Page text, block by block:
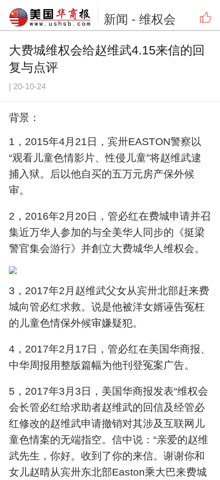
新闻 - 维权会
大费城维权会给赵维武4.15来信的回
复与点评
| 20-10-24
背景：
1，2015年4月21日，宾卅EASTON警察以
“观看儿童色情影片、性侵儿童”将赵维武逮
捕入狱。后以他自买的五万元房产保外候
审。
2，2016年2月20日，管必红在费城申请并召
集近万华人参加的与全美华人同步的《挺梁
警官集会游行》并創立大费城华人维权会。
3，2017年2月赵维武父女从宾卅北部赶来费
城向管必红求救。说是他被洋女婿诬告冤枉
的儿童色情保外候审嫌疑犯。
4，2017年2月17日，管必红在美国华商报、
中华周报用整版篇幅为他刊登冤案广告。
5，2017年3月3日，美国华商报发表“维权会
会长管必红给求助者赵维武的回信及经管必
红修改的赵维武申请撤销对其涉及互联网儿
童色情案的无端指空。信中说：“亲爱的赵维
武先生，你好。收到了你的来信。谢谢你和
女儿赵晴从宾卅东北部Easton乘大巴来费城